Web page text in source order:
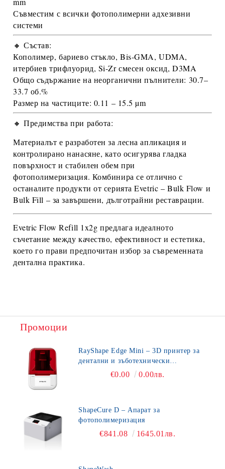
Съвместим с всички фотополимерни адхезивни
системи
🔸 Състав:
Кополимер, бариево стъкло, Bis-GMA, UDMA,
итербиев трифлуорид, Si-Zr смесен оксид, D3MA
Общо съдържание на неорганични пълнители: 30.7–
33.7 об.%
Размер на частиците: 0.11 – 15.5 µm
🔸 Предимства при работа:
Материалът е разработен залесна апликация и
контролирано нанасяне, като осигурява гладка
повърхност и стабилен обем при
фотополимеризация. Комбинира се отлично с
останалите продукти от сериятаEvetric – Bulk Flow и
Bulk Fill – за завършени, дълготрайни реставрации.
Evetric Flow Refill 1x2g предлага идеалното
съчетание между качество, ефективност и естетика,
което го прави предпочитан избор за съвременната
дентална практика.
Промоции
RayShape Edge Mini – 3D принтер за
дентални и зъботехнически
приложения€0.00 0.00лв.
ShapeCure D – Апарат за
фотополимеризация
€841.08 1645.01лв.